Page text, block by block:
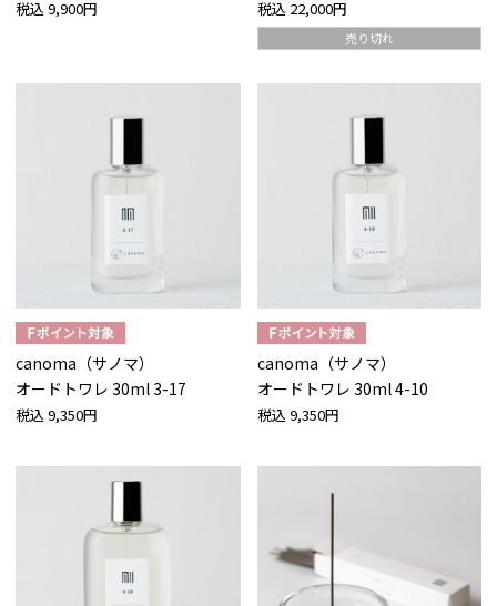
税込 9,900円 税込 22,000円
売り切れ
canoma（サノマ）
オードトワレ 30ml 3-17
税込 9,350円
canoma（サノマ）
オードトワレ 30ml 4-10
税込 9,350円